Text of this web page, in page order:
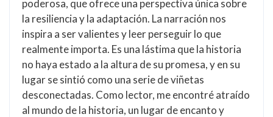
poderosa, que ofrece una perspectiva única sobre
la resiliencia y la adaptación. La narración nos
inspira a ser valientes y leer perseguir lo que
realmente importa. Es una lástima que la historia
no haya estado a la altura de su promesa, y en su
lugar se sintió como una serie de viñetas
desconectadas. Como lector, me encontré atraído
al mundo de la historia, un lugar de encanto y